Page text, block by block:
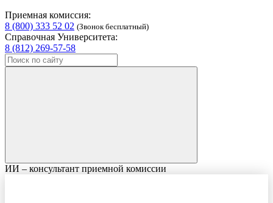
Приемная комиссия:
8 (800) 333 52 02 (Звонок бесплатный)
Справочная Университета:
8 (812) 269-57-58
ИИ – консультант приемной комиссии